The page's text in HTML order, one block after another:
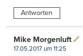
Antworten
Mike Morgenluft
17.05.2017 um 11:25